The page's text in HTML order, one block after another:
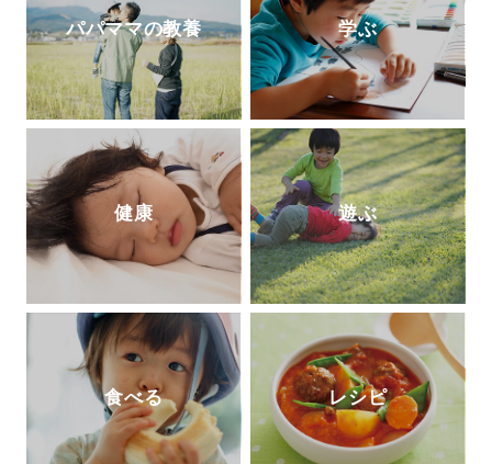
パパママの教養 学ぶ
健康 遊ぶ
食べる レシピ